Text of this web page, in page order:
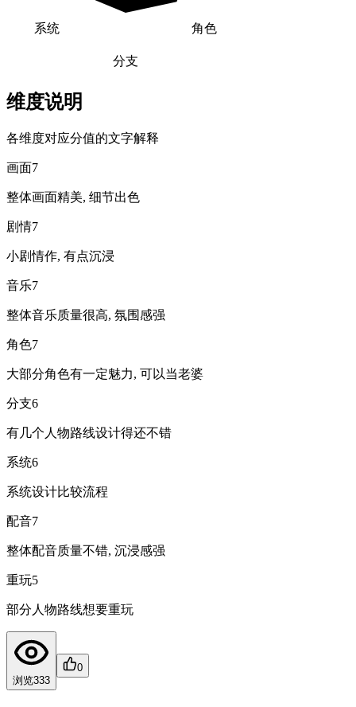
角色
分支
系统
维度说明
各维度对应分值的文字解释
画面7
整体画面精美, 细节出色
剧情7
小剧情作, 有点沉浸
音乐7
整体音乐质量很高, 氛围感强
角色7
大部分角色有一定魅力, 可以当老婆
分支6
有几个人物路线设计得还不错
系统6
系统设计比较流程
配音7
整体配音质量不错, 沉浸感强
重玩5
部分人物路线想要重玩
浏览333
0